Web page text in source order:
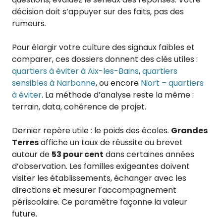
décision doit s’appuyer sur des faits, pas des
rumeurs.
Pour élargir votre culture des signaux faibles et
comparer, ces dossiers donnent des clés utiles :
quartiers à éviter à Aix-les-Bains,quartiers
sensibles à Narbonne, ou encore Niort – quartiers
à éviter. La méthode d’analyse reste la même :
terrain, data, cohérence de projet.
Dernier repère utile : le poids des écoles. Grandes
Terresaffiche un taux de réussite au brevet
autour de 53 pour cent dans certaines années
d’observation. Les familles exigeantes doivent
visiter les établissements, échanger avec les
directions et mesurer l’accompagnement
périscolaire. Ce paramètre façonne la valeur
future.